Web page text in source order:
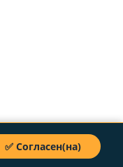
✅ Согласен(на)